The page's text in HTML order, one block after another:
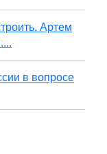
Артем
в вопросе